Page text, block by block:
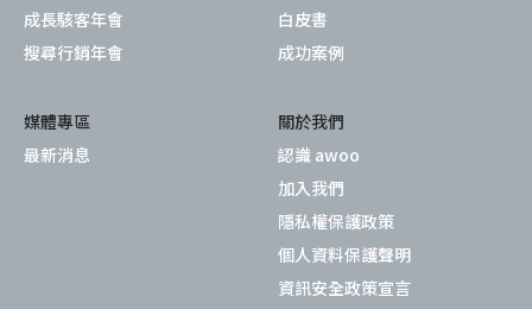
成長駭客年會
搜尋行銷年會
白皮書
成功案例
媒體專區
最新消息
關於我們
認識 awoo
加入我們
隱私權保護政策
個人資料保護聲明
資訊安全政策宣言